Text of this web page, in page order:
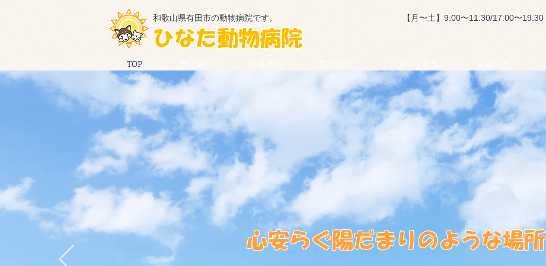
和歌山県有田市の動物病院です。
ひなた動物病院
TOP 病院紹介 診療案内 院内設備 スタッフ募集 お知らせ
【月〜土】9:00〜11:30/17:00〜19:30
心安らぐ陽だまりのような場所